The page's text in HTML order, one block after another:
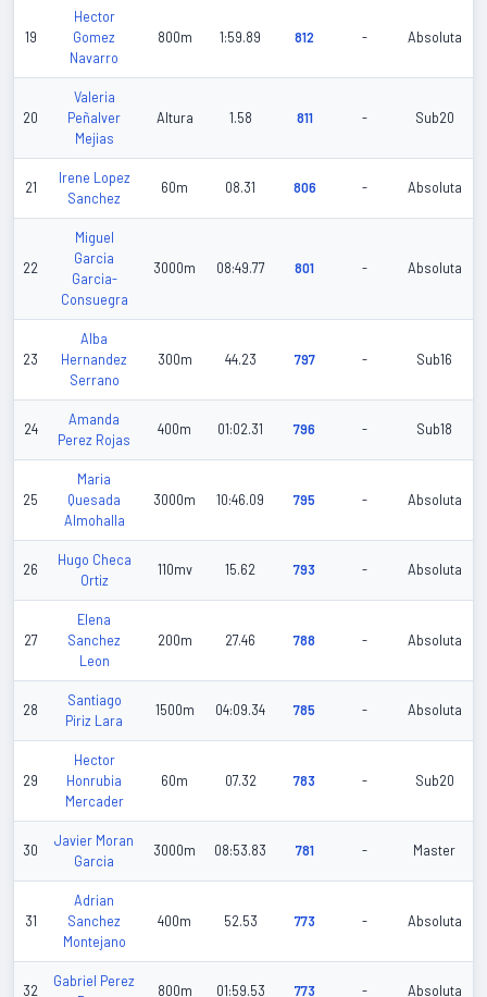
19
Hector
Gomez
Navarro
800m 1:59.89 812 - Absoluta
20
Valeria
Peñalver
Mejias
Altura 1.58 811 - Sub20
21
Irene Lopez
Sanchez
60m 08.31 806 - Absoluta
22
Miguel
Garcia
Garcia-
Consuegra
3000m 08:49.77 801 - Absoluta
23
Alba
Hernandez
Serrano
300m 44.23 797 - Sub16
24
Amanda
Perez Rojas
400m 01:02.31 796 - Sub18
25
Maria
Quesada
Almohalla
3000m 10:46.09 795 - Absoluta
26
Hugo Checa
Ortiz
110mv 15.62 793 - Absoluta
27
Elena
Sanchez
Leon
200m 27.46 788 - Absoluta
28
Santiago
Piriz Lara
1500m 04:09.34 785 - Absoluta
29
Hector
Honrubia
Mercader
60m 07.32 783 - Sub20
30
Javier Moran
Garcia
3000m 08:53.83 781 - Master
31
Adrian
Sanchez
Montejano
400m 52.53 773 - Absoluta
32
Gabriel Perez
800m 01:59.53 773 - Absoluta